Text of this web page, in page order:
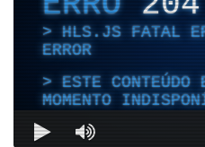
HLS.JS FATAL
ERROR
ESTE CONTEÚDO
MOMENTO